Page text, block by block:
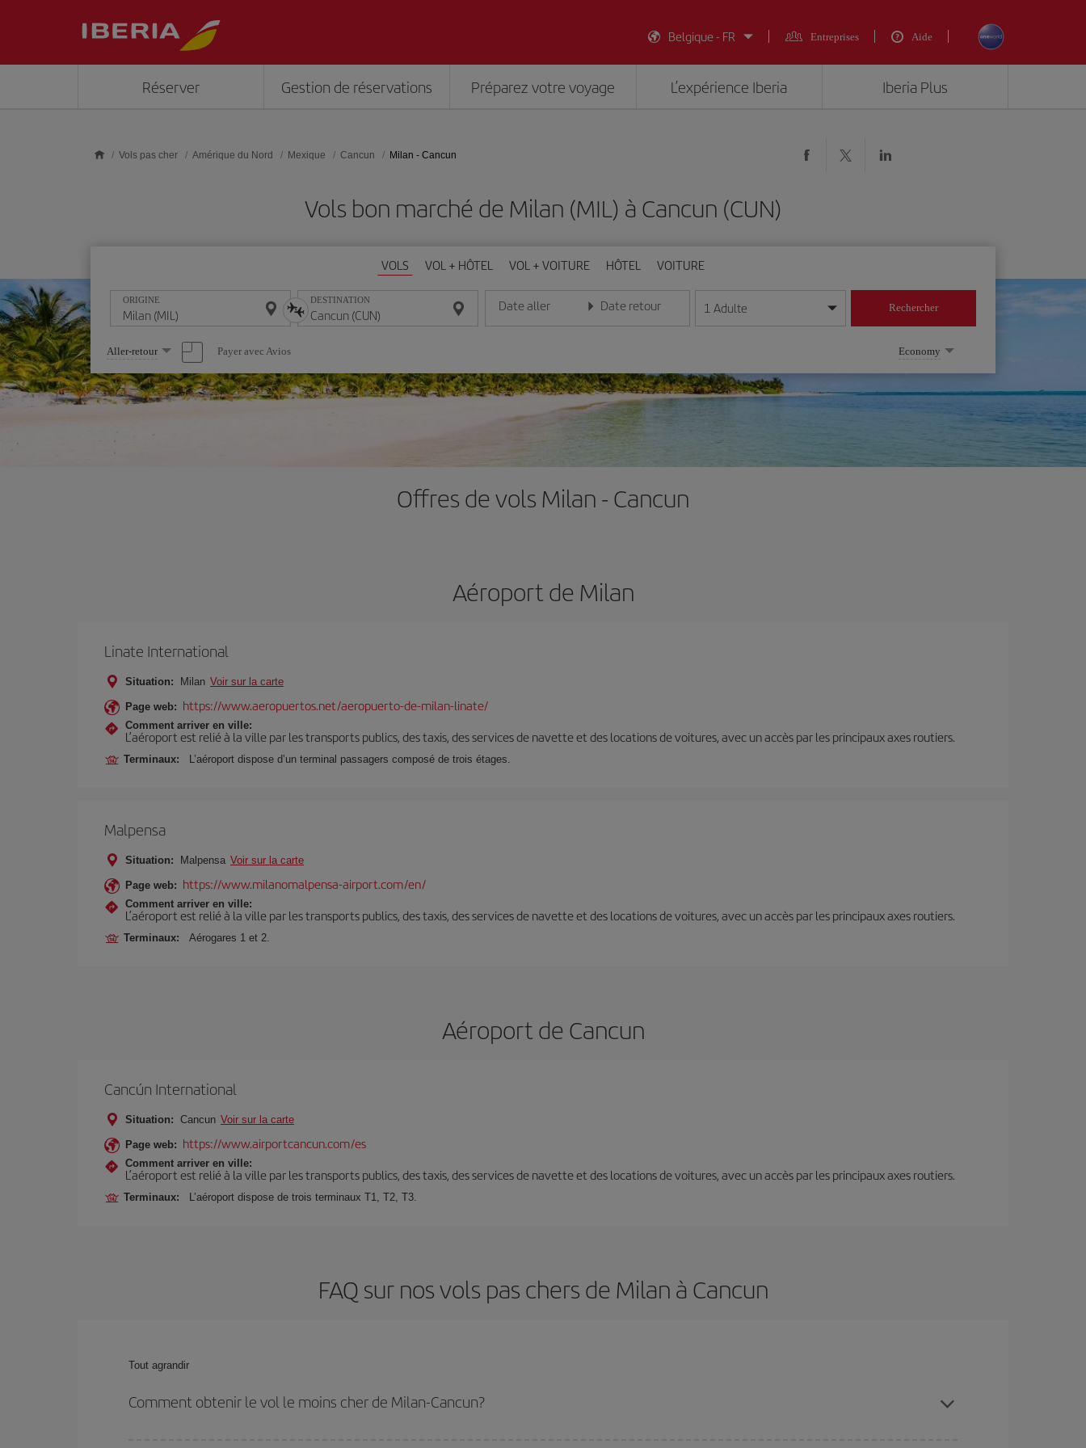
Belgique - FR
Entreprises Aide
Réserver Gestion de réservations Préparez votre voyage L’expérience Iberia Iberia Plus
Vols pas cher Amérique du Nord Mexique Cancun Milan - Cancun
Vols bon marché de Milan (MIL) à Cancun (CUN)
VOLS VOL + HÔTEL VOL + VOITURE HÔTEL VOITURE
ORIGINE DESTINATION Date aller
Entrez la date au format jour/mois/année
Date retour
Entrez la date au format jour/mois/année
1 Adulte Rechercher
Sélectionnez
une
option
Aller-retour Payer avec Avios Economy
Offres de vols Milan - Cancun
Aéroport de Milan
Linate International
Situation: Milan Voir sur la carte
Page web: https://www.aeropuertos.net/aeropuerto-de-milan-linate/
Comment arriver en ville:
L’aéroport est relié à la ville par les transports publics, des taxis, des services de navette et des locations de voitures, avec un accès par les principaux axes routiers.
Terminaux: L’aéroport dispose d’un terminal passagers composé de trois étages.
Malpensa
Situation: Malpensa Voir sur la carte
Page web: https://www.milanomalpensa-airport.com/en/
Comment arriver en ville:
L’aéroport est relié à la ville par les transports publics, des taxis, des services de navette et des locations de voitures, avec un accès par les principaux axes routiers.
Terminaux: Aérogares 1 et 2.
Aéroport de Cancun
Cancún International
Situation: Cancun Voir sur la carte
Page web: https://www.airportcancun.com/es
Comment arriver en ville:
L’aéroport est relié à la ville par les transports publics, des taxis, des services de navette et des locations de voitures, avec un accès par les principaux axes routiers.
Terminaux: L’aéroport dispose de trois terminaux T1, T2, T3.
FAQ sur nos vols pas chers de Milan à Cancun
Tout agrandir
Comment obtenir le vol le moins cher de Milan-Cancun?